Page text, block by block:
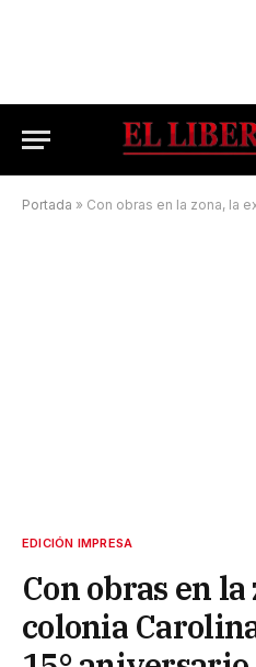
Portada » Con obras en la zona, la ex
EDICIÓN IMPRESA
Con obras en
colonia